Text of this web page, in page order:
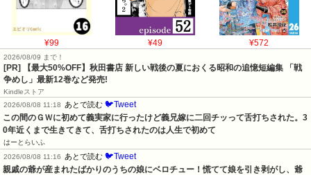
¥99 ¥49 ¥572
2026/08/09 まで！
[PR] 【最大50%OFF】秋田書店 新しい戦後の夏におくる昭和の追憶短編集 「戦
争めし」最新12巻など発売!
Kindleストア
2026/08/08 11:18
あとで読む 🐦Tweet
この間のＧＷに初めて義実家に行ったけど義兄嫁に二回チッって舌打ちされた。3
0年近くまで生きてきて、舌打ちされたのは人生で初めて
はーとらいふ
2026/08/08 11:16
あとで読む 🐦Tweet
親戚の爺が産まれたばかりのうちの娘にベロチュー！慌てて娘を引き剥がし、爺